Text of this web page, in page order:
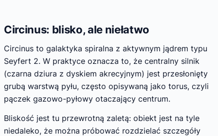
Circinus: blisko, ale niełatwo
Circinus to galaktyka spiralna z aktywnym jądrem typu
Seyfert 2. W praktyce oznacza to, że centralny silnik
(czarna dziura z dyskiem akrecyjnym) jest przesłonięty
grubą warstwą pyłu, często opisywaną jako torus, czyli
pączek gazowo-pyłowy otaczający centrum.
Bliskość jest tu przewrotną zaletą: obiekt jest na tyle
niedaleko, że można próbować rozdzielać szczegóły